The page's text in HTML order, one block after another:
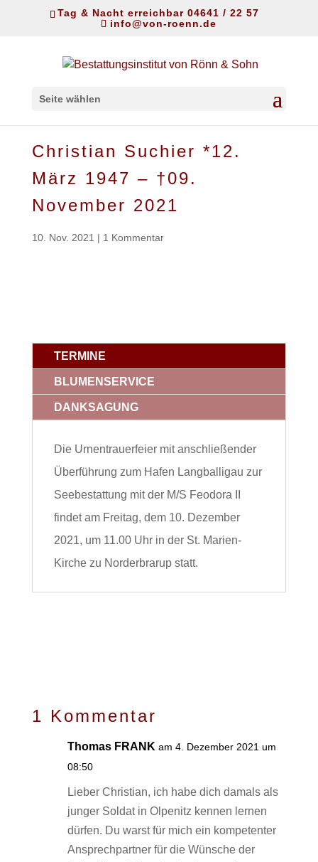
Tag & Nacht erreichbar 04641 / 22 57
info@von-roenn.de
Seite wählen
Christian Suchier *12.
März 1947 – †09.
November 2021
10. Nov. 2021 | 1 Kommentar
TERMINE
BLUMENSERVICE
DANKSAGUNG
Die Urnentrauerfeier mit anschließender
Überführung zum Hafen Langballigau zur
Seebestattung mit der M/S Feodora II
findet am Freitag, dem 10. Dezember
2021, um 11.00 Uhr in der St. Marien-
Kirche zu Norderbrarup statt.
1 Kommentar
Thomas FRANK am 4. Dezember 2021 um
08:50
Lieber Christian, ich habe dich damals als
junger Soldat in Olpenitz kennen lernen
dürfen. Du warst für mich ein kompetenter
Ansprechpartner für die Wünsche der